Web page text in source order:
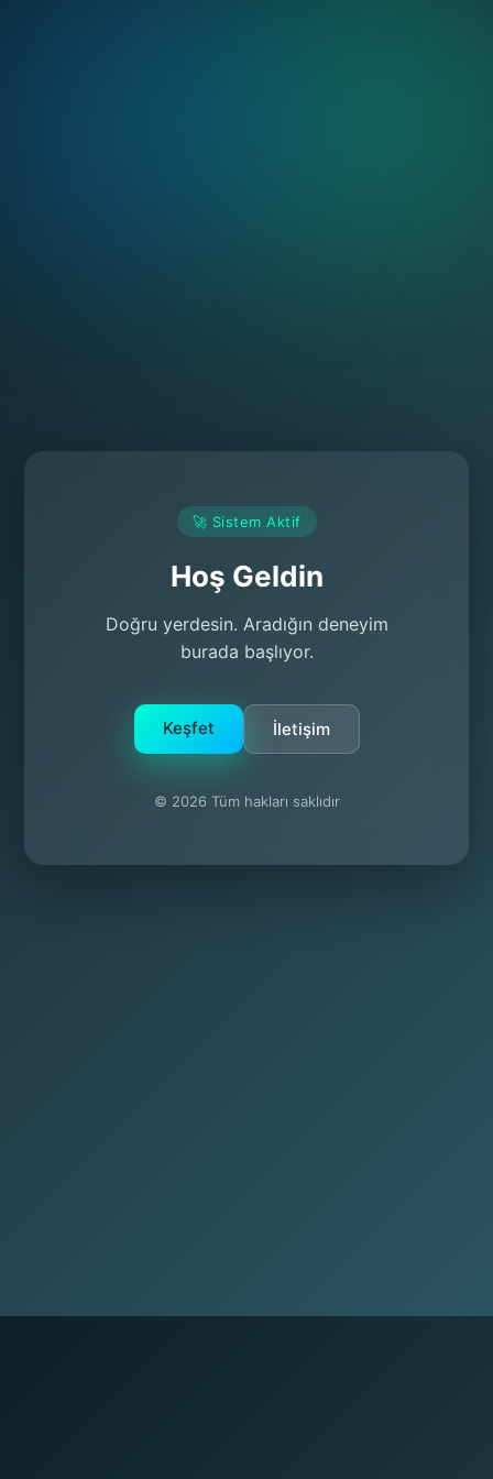
🚀 Sistem Aktif
Hoş Geldin
Doğru yerdesin. Aradığın deneyim
burada başlıyor.
Keşfet İletişim
© 2026 Tüm hakları saklıdır